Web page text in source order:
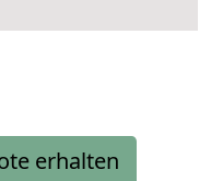
erhalten